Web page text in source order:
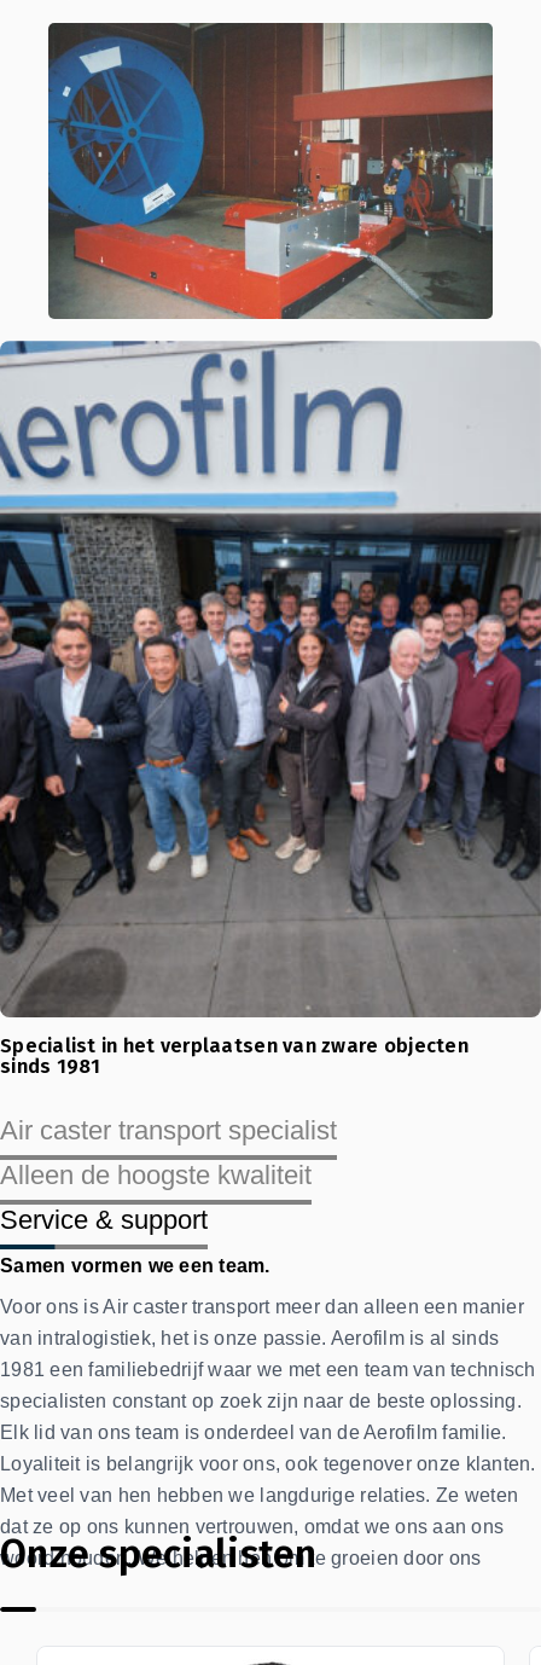
Specialist in het verplaatsen van zware objecten
sinds 1981
Air caster transport specialist
Alleen de hoogste kwaliteit
Service & support
Samen vormen we een team.
Voor ons is Air caster transport meer dan alleen een manier
van intralogistiek, het is onze passie. Aerofilm is al sinds
1981 een familiebedrijf waar we met een team van technisch
specialisten constant op zoek zijn naar de beste oplossing.
Elk lid van ons team is onderdeel van de Aerofilm familie.
Loyaliteit is belangrijk voor ons, ook tegenover onze klanten.
Met veel van hen hebben we langdurige relaties. Ze weten
dat ze op ons kunnen vertrouwen, omdat we ons aan ons
woord houden. We helpen hen om te groeien door ons
zetten.
Onze specialisten